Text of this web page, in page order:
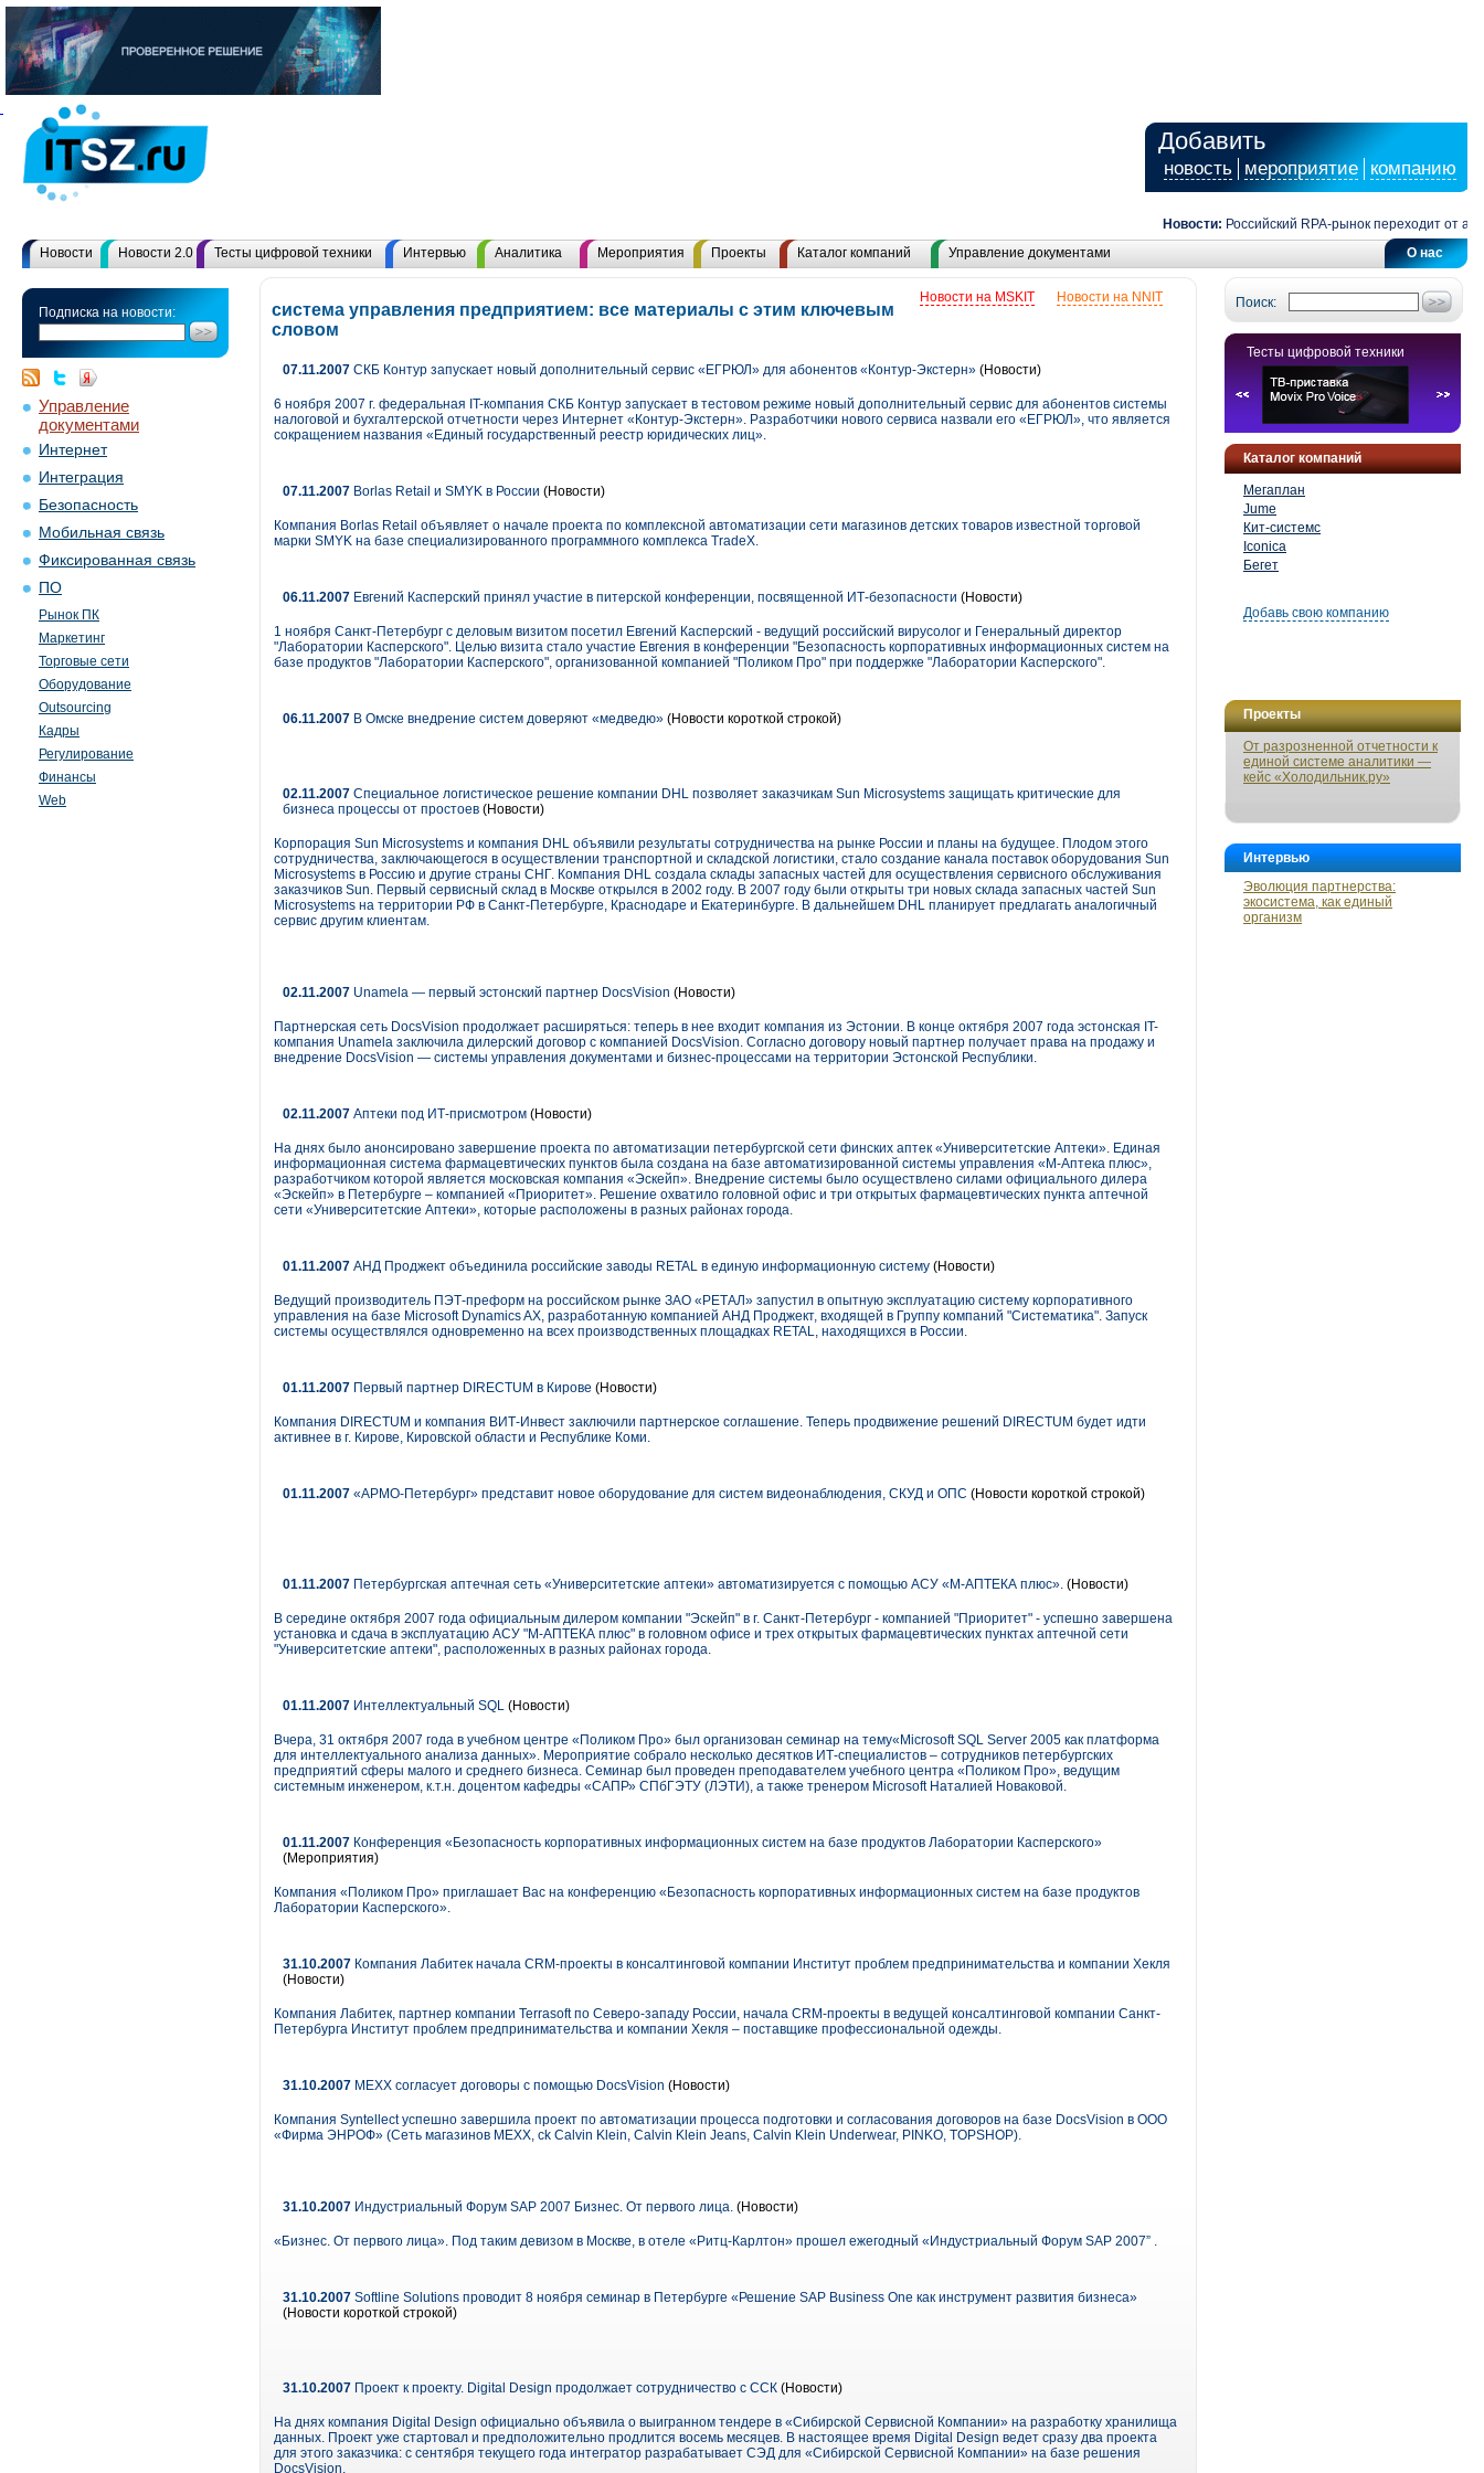
Добавить
новость мероприятие компанию
Новости: Российский RPA-рынок переходит от
О нас
Новости Новости 2.0 Тесты цифровой техники Интервью Аналитика Мероприятия Проекты Каталог компаний Управление документами
Подписка на новости:
Управление
документами
Интернет
Интеграция
Безопасность
Мобильная связь
Фиксированная связь
ПО
Рынок ПК
Маркетинг
Торговые сети
Оборудование
Outsourcing
Кадры
Регулирование
Финансы
Web
Поиск:
Тесты цифровой техники
Каталог компаний
Мегаплан
Jume
Кит-системс
Iconica
Бегет
Добавь свою компанию
Проекты
От разрозненной отчетности к
единой системе аналитики —
кейс «Холодильник.ру»
Интервью
Эволюция партнерства:
экосистема, как единый
организм
Новости на NNIT
Новости на MSKIT
система управления предприятием: все материалы с этим ключевым
словом
07.11.2007 СКБ Контур запускает новый дополнительный сервис «ЕГРЮЛ» для абонентов «Контур-Экстерн» (Новости)
6 ноября 2007 г. федеральная IT-компания СКБ Контур запускает в тестовом режиме новый дополнительный сервис для абонентов системы
налоговой и бухгалтерской отчетности через Интернет «Контур-Экстерн». Разработчики нового сервиса назвали его «ЕГРЮЛ», что является
сокращением названия «Единый государственный реестр юридических лиц».
07.11.2007 Borlas Retail и SMYK в России (Новости)
Компания Borlas Retail объявляет о начале проекта по комплексной автоматизации сети магазинов детских товаров известной торговой
марки SMYK на базе специализированного программного комплекса TradeX.
06.11.2007 Евгений Касперский принял участие в питерской конференции, посвященной ИТ-безопасности (Новости)
1 ноября Санкт-Петербург с деловым визитом посетил Евгений Касперский - ведущий российский вирусолог и Генеральный директор
"Лаборатории Касперского". Целью визита стало участие Евгения в конференции "Безопасность корпоративных информационных систем на
базе продуктов "Лаборатории Касперского", организованной компанией "Поликом Про" при поддержке "Лаборатории Касперского".
06.11.2007 В Омске внедрение систем доверяют «медведю» (Новости короткой строкой)
02.11.2007 Специальное логистическое решение компании DHL позволяет заказчикам Sun Microsystems защищать критические для
бизнеса процессы от простоев (Новости)
Корпорация Sun Microsystems и компания DHL объявили результаты сотрудничества на рынке России и планы на будущее. Плодом этого
сотрудничества, заключающегося в осуществлении транспортной и складской логистики, стало создание канала поставок оборудования Sun
Microsystems в Россию и другие страны СНГ. Компания DHL создала склады запасных частей для осуществления сервисного обслуживания
заказчиков Sun. Первый сервисный склад в Москве открылся в 2002 году. В 2007 году были открыты три новых склада запасных частей Sun
Microsystems на территории РФ в Санкт-Петербурге, Краснодаре и Екатеринбурге. В дальнейшем DHL планирует предлагать аналогичный
сервис другим клиентам.
02.11.2007 Unamela — первый эстонский партнер DocsVision (Новости)
Партнерская сеть DocsVision продолжает расширяться: теперь в нее входит компания из Эстонии. В конце октября 2007 года эстонская IT-
компания Unamela заключила дилерский договор с компанией DocsVision. Согласно договору новый партнер получает права на продажу и
внедрение DocsVision — системы управления документами и бизнес-процессами на территории Эстонской Республики.
02.11.2007 Аптеки под ИТ-присмотром (Новости)
На днях было анонсировано завершение проекта по автоматизации петербургской сети финских аптек «Университетские Аптеки». Единая
информационная система фармацевтических пунктов была создана на базе автоматизированной системы управления «М-Аптека плюс»,
разработчиком которой является московская компания «Эскейп». Внедрение системы было осуществлено силами официального дилера
«Эскейп» в Петербурге – компанией «Приоритет». Решение охватило головной офис и три открытых фармацевтических пункта аптечной
сети «Университетские Аптеки», которые расположены в разных районах города.
01.11.2007 АНД Проджект объединила российские заводы RETAL в единую информационную систему (Новости)
Ведущий производитель ПЭТ-преформ на российском рынке ЗАО «РЕТАЛ» запустил в опытную эксплуатацию систему корпоративного
управления на базе Microsoft Dynamics AX, разработанную компанией АНД Проджект, входящей в Группу компаний "Систематика". Запуск
системы осуществлялся одновременно на всех производственных площадках RETAL, находящихся в России.
01.11.2007 Первый партнер DIRECTUM в Кирове (Новости)
Компания DIRECTUM и компания ВИТ-Инвест заключили партнерское соглашение. Теперь продвижение решений DIRECTUM будет идти
активнее в г. Кирове, Кировской области и Республике Коми.
01.11.2007 «АРМО-Петербург» представит новое оборудование для систем видеонаблюдения, СКУД и ОПС (Новости короткой строкой)
01.11.2007 Петербургская аптечная сеть «Университетские аптеки» автоматизируется с помощью АСУ «М-АПТЕКА плюс». (Новости)
В середине октября 2007 года официальным дилером компании "Эскейп" в г. Санкт-Петербург - компанией "Приоритет" - успешно завершена
установка и сдача в эксплуатацию АСУ "М-АПТЕКА плюс" в головном офисе и трех открытых фармацевтических пунктах аптечной сети
"Университетские аптеки", расположенных в разных районах города.
01.11.2007 Интеллектуальный SQL (Новости)
Вчера, 31 октября 2007 года в учебном центре «Поликом Про» был организован семинар на тему«Microsoft SQL Server 2005 как платформа
для интеллектуального анализа данных». Мероприятие собрало несколько десятков ИТ-специалистов – сотрудников петербургских
предприятий сферы малого и среднего бизнеса. Семинар был проведен преподавателем учебного центра «Поликом Про», ведущим
системным инженером, к.т.н. доцентом кафедры «САПР» СПбГЭТУ (ЛЭТИ), а также тренером Microsoft Наталией Новаковой.
01.11.2007 Конференция «Безопасность корпоративных информационных систем на базе продуктов Лаборатории Касперского»
(Мероприятия)
Компания «Поликом Про» приглашает Вас на конференцию «Безопасность корпоративных информационных систем на базе продуктов
Лаборатории Касперского».
31.10.2007 Компания Лабитек начала CRM-проекты в консалтинговой компании Институт проблем предпринимательства и компании Хекля
(Новости)
Компания Лабитек, партнер компании Terrasoft по Северо-западу России, начала CRM-проекты в ведущей консалтинговой компании Санкт-
Петербурга Институт проблем предпринимательства и компании Хекля – поставщике профессиональной одежды.
31.10.2007 MEXX согласует договоры с помощью DocsVision (Новости)
Компания Syntellect успешно завершила проект по автоматизации процесса подготовки и согласования договоров на базе DocsVision в ООО
«Фирма ЭНРОФ» (Сеть магазинов MEXX, ck Calvin Klein, Calvin Klein Jeans, Calvin Klein Underwear, PINKO, TOPSHOP).
31.10.2007 Индустриальный Форум SAP 2007 Бизнес. От первого лица. (Новости)
«Бизнес. От первого лица». Под таким девизом в Москве, в отеле «Ритц-Карлтон» прошел ежегодный «Индустриальный Форум SAP 2007” .
31.10.2007 Softline Solutions проводит 8 ноября семинар в Петербурге «Решение SAP Business One как инструмент развития бизнеса»
(Новости короткой строкой)
31.10.2007 Проект к проекту. Digital Design продолжает сотрудничество с ССК (Новости)
На днях компания Digital Design официально объявила о выигранном тендере в «Сибирской Сервисной Компании» на разработку хранилища
данных. Проект уже стартовал и предположительно продлится восемь месяцев. В настоящее время Digital Design ведет сразу два проекта
для этого заказчика: с сентября текущего года интегратор разрабатывает СЭД для «Сибирской Сервисной Компании» на базе решения
DocsVision.